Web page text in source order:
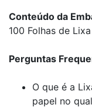
Conteúdo da
100 Folhas de Lixa
Perguntas
O que é a
papel no